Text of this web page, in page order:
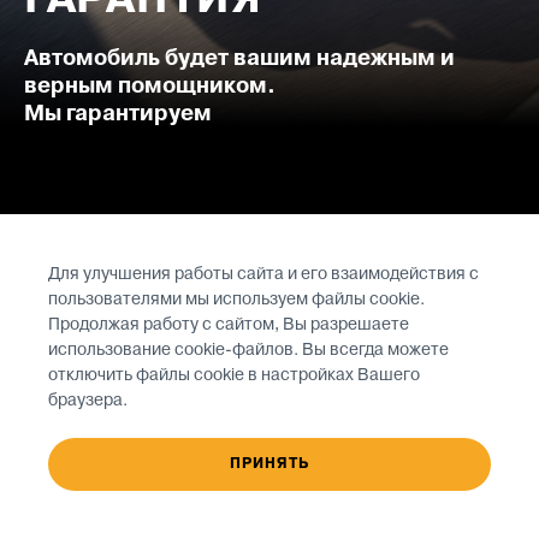
Автомобиль будет вашим надежным и
верным помощником.
Мы гарантируем
ДЕЙСТВИТЕЛЬНЫ ПРИ:
Своевременном и обязательном выполнении
потребителем Планового технического
обслуживания автомобиля (ТО) в официальном
выявлению дефектов ЛКП и антикоррозийного
покрытия кузова автомобиля
Для улучшения работы сайта и его взаимодействия с
пользователями мы используем файлы cookie.
Продолжая работу с сайтом, Вы разрешаете
использование cookie-файлов. Вы всегда можете
отключить файлы cookie в настройках Вашего
браузера.
ПРИНЯТЬ